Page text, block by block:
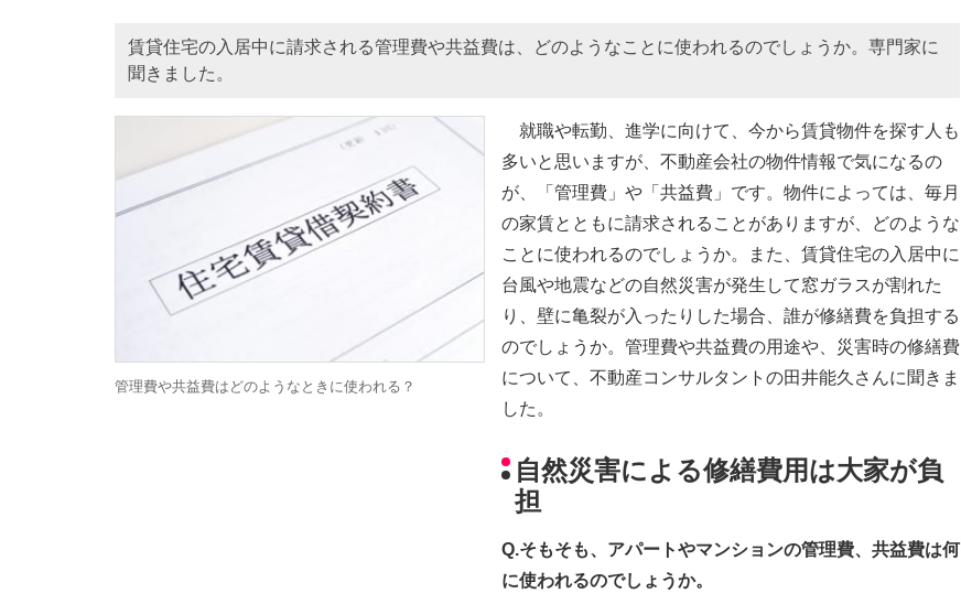
賃貸住宅の入居中に請求される管理費や共益費は、どのようなことに使われるのでしょうか。専門家に
聞きました。
管理費や共益費はどのようなときに使われる？
就職や転勤、進学に向けて、今から賃貸物件を探す人も
多いと思いますが、不動産会社の物件情報で気になるの
が、「管理費」や「共益費」です。物件によっては、毎月
の家賃とともに請求されることがありますが、どのような
ことに使われるのでしょうか。また、賃貸住宅の入居中に
台風や地震などの自然災害が発生して窓ガラスが割れた
り、壁に亀裂が入ったりした場合、誰が修繕費を負担する
のでしょうか。管理費や共益費の用途や、災害時の修繕費
について、不動産コンサルタントの田井能久さんに聞きま
した。
自然災害による修繕費用は大家が負
担
Q.そもそも、アパートやマンションの管理費、共益費は何
に使われるのでしょうか。